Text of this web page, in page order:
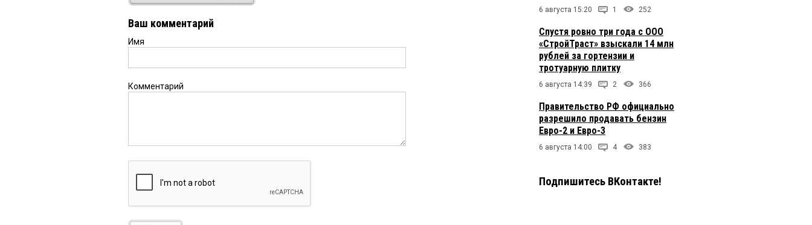
А вы кроме себя всех считаете мусором, да? Или взязи на себя решать что
Олег Лизгунов 14 июня 2026 в 08:21:
Евгений 14 июня 2026 в 06:38:
жалоб на её не правомерные действия в службе судебных приставов. Опять
омичам повезло очередную д...у на должность поставили, а потом спрашивают, что
в Омске не так.
Ваш комментарий
Имя
Комментарий
6 августа 15:20 1 252
Спустя ровно три года с ООО
«СтройТраст» взыскали 14 млн
рублей за гортензии и
тротуарную плитку
6 августа 14:39 2 366
Правительство РФ официально
разрешило продавать бензин
Евро-2 и Евро-3
6 августа 14:00 4 383
Подпишитесь ВКонтакте!